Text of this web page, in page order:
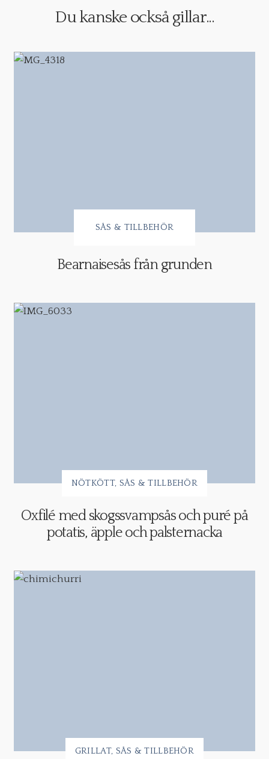
Du kanske också gillar...
SÅS & TILLBEHÖR
Bearnaisesås från grunden
NÖTKÖTT SÅS & TILLBEHÖR
Oxfilé med skogssvampsås och puré på
potatis, äpple och palsternacka
GRILLAT SÅS & TILLBEHÖR